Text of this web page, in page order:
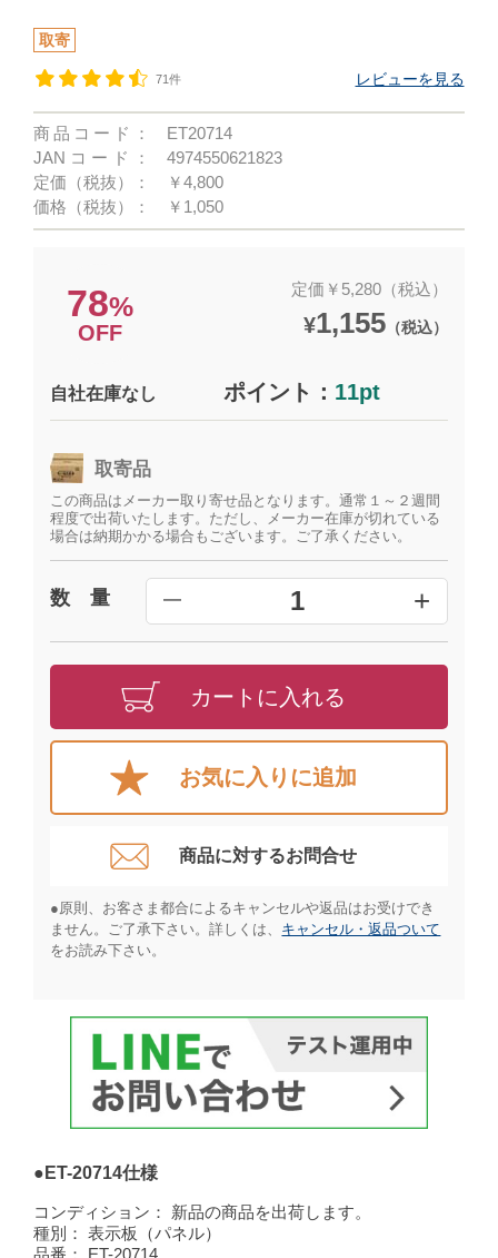
取寄
71件 レビューを見る
商品コード：
ET20714
JANコード：
4974550621823
定価（税抜）：
￥4,800
価格（税抜）：
￥1,050
78%
OFF
定価￥5,280（税込）
¥1,155（税込）
自社在庫なし ポイント： 11pt
取寄品
この商品はメーカー取り寄せ品となります。通常１～２週間
程度で出荷いたします。ただし、メーカー在庫が切れている
場合は納期かかる場合もございます。ご了承ください。
数 量 ━ 1 +
カートに入れる
お気に入りに追加
商品に対するお問合せ​
●原則、お客さま都合によるキャンセルや返品はお受けでき
ません。ご了承下さい。詳しくは、 キャンセル・返品ついて
をお読み下さい。​
●ET-20714仕様
コンディション：
新品の商品を出荷します。
種別：
表示板（パネル）
品番：
ET-20714